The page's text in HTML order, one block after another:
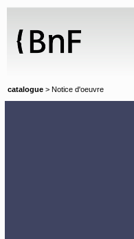
catalogue > Notice d'oeuvre